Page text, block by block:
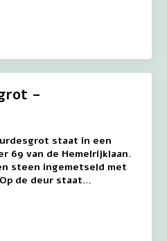
–
staat in een
69 van de Hemelrijklaan.
steen ingemetseld met
Op de deur staat…